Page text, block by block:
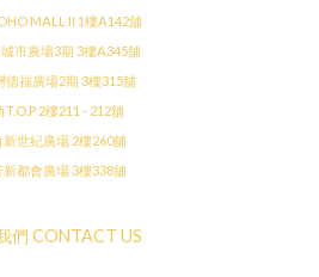
MALL II 1樓A142舖
市廣場3期 3樓A345舖
德福廣場2期 3樓315舖
T.O.P 2樓211 - 212舖
新世紀廣場 2樓260舖
新都會廣場 3樓338舖
們 CONTACT US